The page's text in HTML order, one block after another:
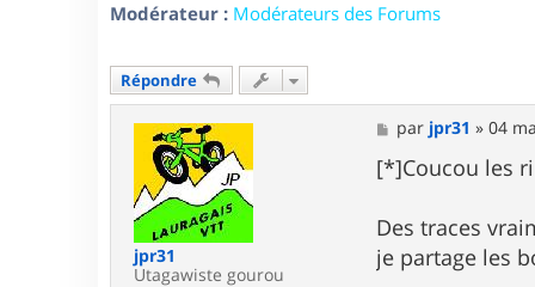
Modérateur : Modérateurs des Forums
Répondre
jpr31
Utagawiste gourou
M
e
s
s
g
e
par jpr31 »04
[*]Coucou les
Des traces
je partage les